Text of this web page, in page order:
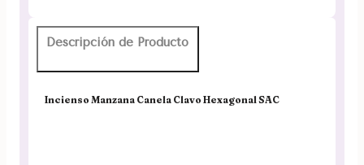
Descripción de Producto
Incienso Manzana Canela Clavo Hexagonal SAC